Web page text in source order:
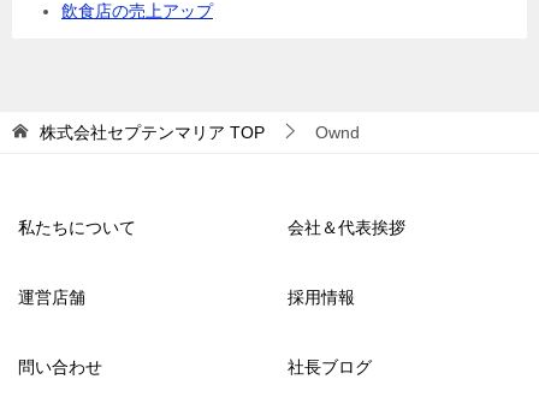
飲食店の売上アップ
株式会社セプテンマリア TOP Ownd
私たちについて 会社＆代表挨拶
運営店舗 採用情報
問い合わせ 社長ブログ